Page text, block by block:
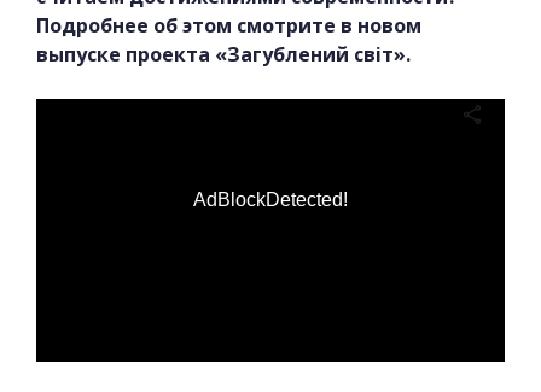
Подробнее об этом смотрите в новом
выпуске проекта «Загублений світ».
AdBlockDetected!